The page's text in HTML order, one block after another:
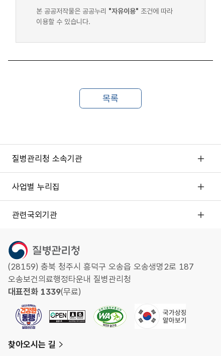
본 공공저작물은 공공누리 "자유이용" 조건에 따라
이용할 수 있습니다.
질병관리청 소속기관
사업별 누리집
관련국외기관
(28159) 충북 청주시 흥덕구 오송읍 오송생명2로 187
오송보건의료행정타운내 질병관리청
대표전화 1339(무료)
찾아오시는 길